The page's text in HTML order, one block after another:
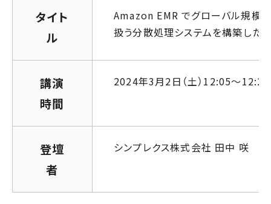
タイト
ル
Amazon EMR でグローバル規模
扱う分散処理システムを構築した
講演
時間
2024年3月2日（土）12:05～12:20
登壇
者
シンプレクス株式会社 田中 咲